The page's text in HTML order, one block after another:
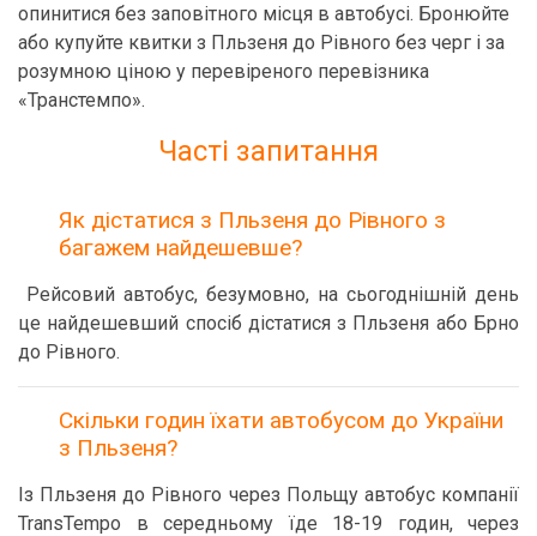
опинитися без заповітного місця в автобусі. Бронюйте
або купуйте квитки з Пльзеня до Рівного без черг і за
розумною ціною у перевіреного перевізника
«Транстемпо».
Часті запитання
Як дістатися з Пльзеня до Рівного з
багажем найдешевше?
Рейсовий автобус, безумовно, на сьогоднішній день
це найдешевший спосіб дістатися з Пльзеня або Брно
до Рівного.
Скільки годин їхати автобусом до України
з Пльзеня?
Із Пльзеня до Рівного через Польщу автобус компанії
TransTempo в середньому їде 18-19 годин, через